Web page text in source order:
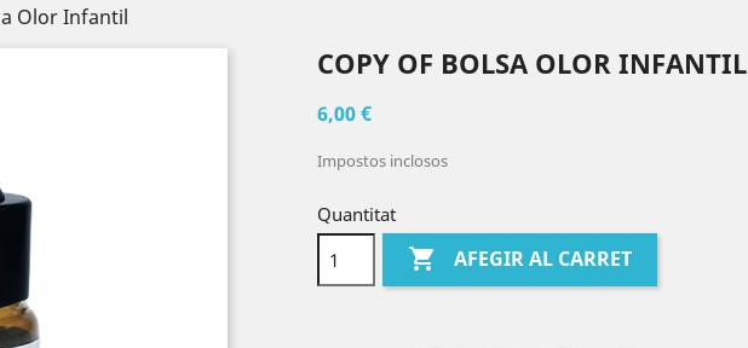
Olor Infantil
COPY OF BOLSA OLOR INFANTIL
6,00 €
Impostos inclosos
Quantitat
 AFEGIR AL CARRET